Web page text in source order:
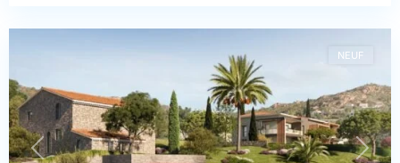
PREVIOUS NEXT
NEUF